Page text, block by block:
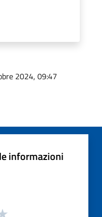
2024, 09:47
informazioni